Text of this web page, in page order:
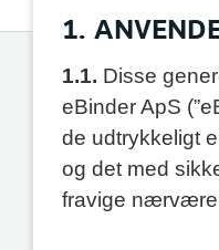
1.
1.1. Disse
eBinder ApS
de udtrykkeligt
og det med
fravige